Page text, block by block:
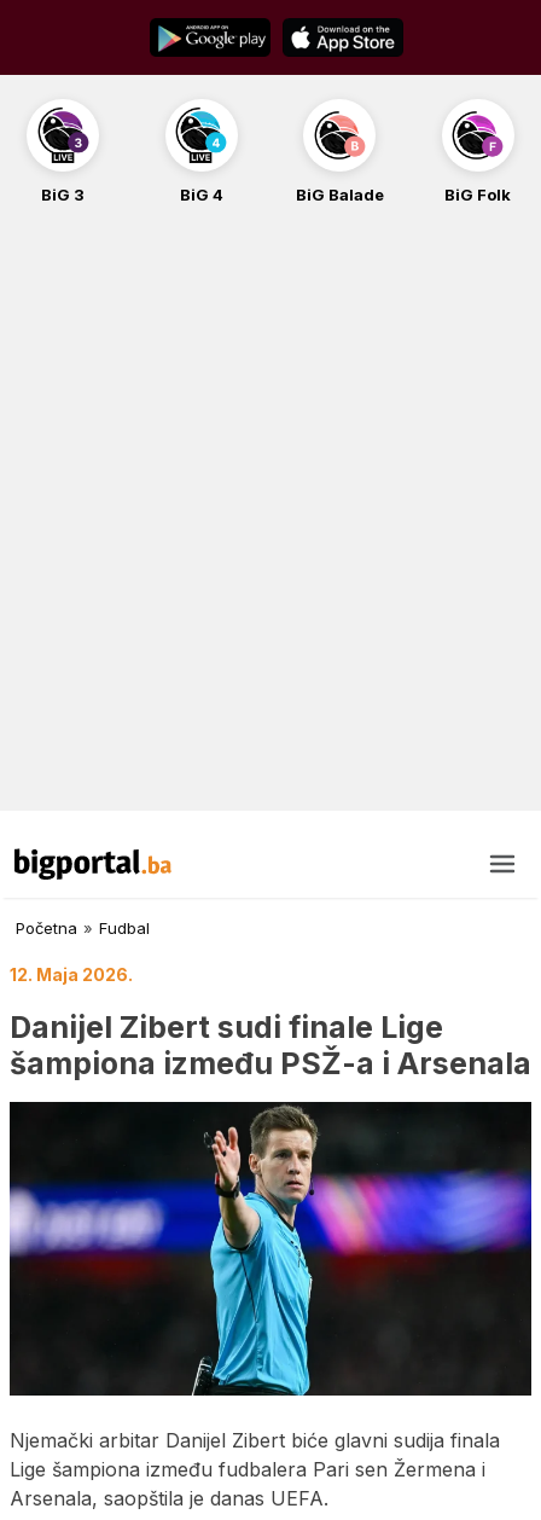
content
BiG 3 BiG 4 BiG Balade BiG Folk
Početna » Fudbal
12. Maja 2026.
Danijel Zibert sudi finale Lige
šampiona između PSŽ-a i Arsenala
Njemački arbitar Danijel Zibert biće glavni sudija finala
Lige šampiona između fudbalera Pari sen Žermena i
Arsenala, saopštila je danas UEFA.